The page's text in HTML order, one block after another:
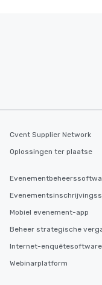
Cvent Supplier Network
Oplossingen ter plaatse
Mobiel evenement-app
Beheer strategische
Internet-enquêtesoftware
Webinarplatform